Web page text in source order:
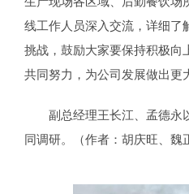
线工作人员深入交流，详细了
挑战，鼓励大家要保持积极向
共同努力，为公司发展做出更
副总经理王长江、孟德永
同调研。（作者：胡庆旺、魏